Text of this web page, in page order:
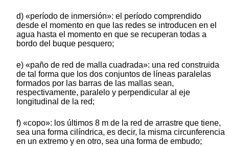
d) «período de inmersión»: el período comprendido
desde el momento en que las redes se introducen en el
agua hasta el momento en que se recuperan todas a
bordo del buque pesquero;
e) «paño de red de malla cuadrada»: una red construida
de tal forma que los dos conjuntos de líneas paralelas
formados por las barras de las mallas sean,
respectivamente, paralelo y perpendicular al eje
longitudinal de la red;
f) «copo»: los últimos 8 m de la red de arrastre que tiene,
sea una forma cilíndrica, es decir, la misma circunferencia
en un extremo y en otro, sea una forma de embudo;